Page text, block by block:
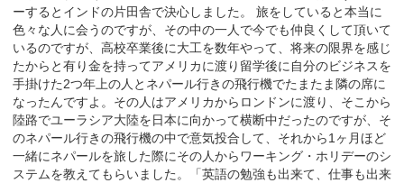
ーするとインドの片田舎で決心しました。 旅をしていると本当に
色々な人に会うのですが、その中の一人で今でも仲良くして頂いて
いるのですが、高校卒業後に大工を数年やって、将来の限界を感じ
たからと有り金を持ってアメリカに渡り留学後に自分のビジネスを
手掛けた2つ年上の人とネパール行きの飛行機でたまたま隣の席に
なったんですよ。その人はアメリカからロンドンに渡り、そこから
陸路でユーラシア大陸を日本に向かって横断中だったのですが、そ
のネパール行きの飛行機の中で意気投合して、それから1ヶ月ほど
一緒にネパールを旅した際にその人からワーキング・ホリデーのシ
ステムを教えてもらいました。「英語の勉強も出来て、仕事も出来